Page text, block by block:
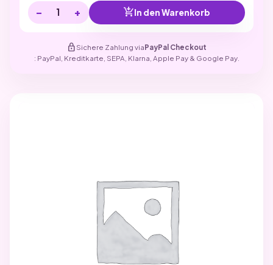
− + add_shopping_cartIn den Warenkorb
lock Sichere Zahlung viaPayPal Checkout
: PayPal, Kreditkarte, SEPA, Klarna, Apple Pay & Google Pay.